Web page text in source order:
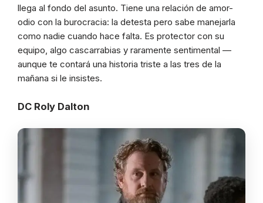
llega al fondo del asunto. Tiene una relación de amor-
odio con la burocracia: la detesta pero sabe manejarla
como nadie cuando hace falta. Es protector con su
equipo, algo cascarrabias y raramente sentimental —
aunque te contará una historia triste a las tres de la
mañana si le insistes.
DC Roly Dalton